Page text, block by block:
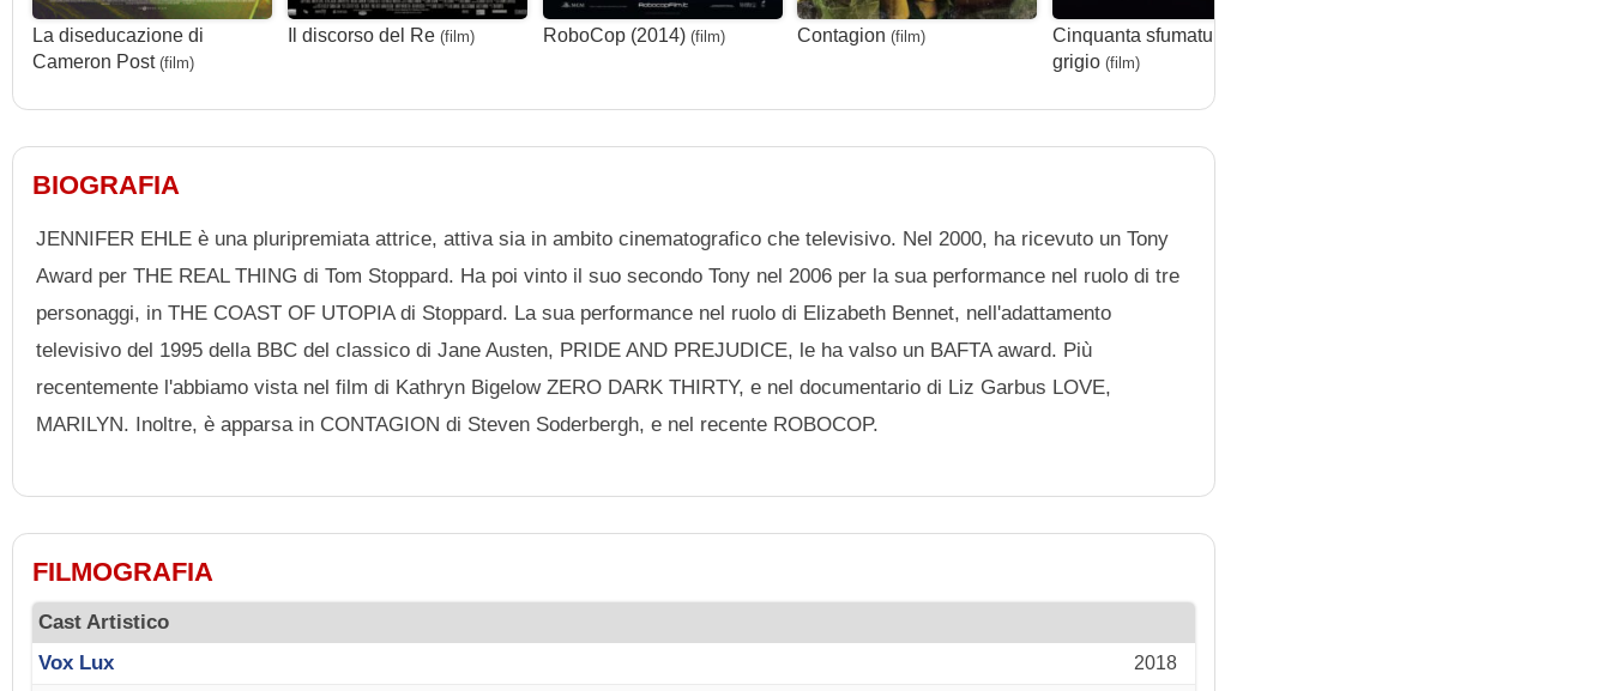
La diseducazione di
Cameron Post (film)
Il discorso del Re (film) RoboCop (2014) (film) Contagion (film)
Cinquanta sfumature di
grigio (film)
BIOGRAFIA
JENNIFER EHLE è una pluripremiata attrice, attiva sia in ambito cinematografico che televisivo. Nel 2000, ha ricevuto un Tony
Award per THE REAL THING di Tom Stoppard. Ha poi vinto il suo secondo Tony nel 2006 per la sua performance nel ruolo di tre
personaggi, in THE COAST OF UTOPIA di Stoppard. La sua performance nel ruolo di Elizabeth Bennet, nell'adattamento
televisivo del 1995 della BBC del classico di Jane Austen, PRIDE AND PREJUDICE, le ha valso un BAFTA award. Più
recentemente l'abbiamo vista nel film di Kathryn Bigelow ZERO DARK THIRTY, e nel documentario di Liz Garbus LOVE,
MARILYN. Inoltre, è apparsa in CONTAGION di Steven Soderbergh, e nel recente ROBOCOP.
FILMOGRAFIA
Cast Artistico
2018
Vox Lux